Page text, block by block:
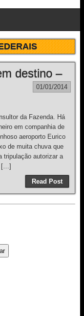
destino –
01/01/2014
da Fazenda. Há
em companhia de
aeroporto Eurico
de muita chuva que
tripulação autorizar a
[…]
Read Post